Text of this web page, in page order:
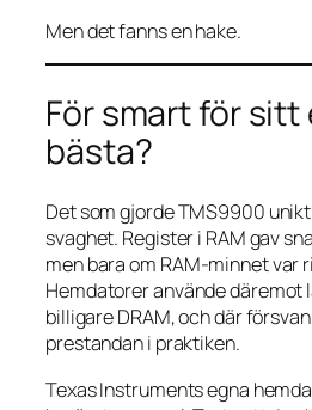
Men det fanns en hake.
För smart för
bästa?
Det som gjorde TMS9900
svaghet. Register i RAM gav
men bara om RAM-minnet var
Hemdatorer använde däremot
billigare DRAM, och där
prestandan i praktiken.
Texas Instruments egna